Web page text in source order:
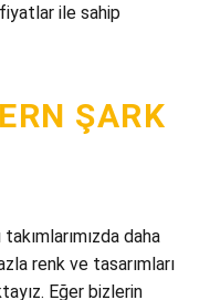
ile sahip
ŞARK
daha
renk ve tasarımları
Eğer bizlerin